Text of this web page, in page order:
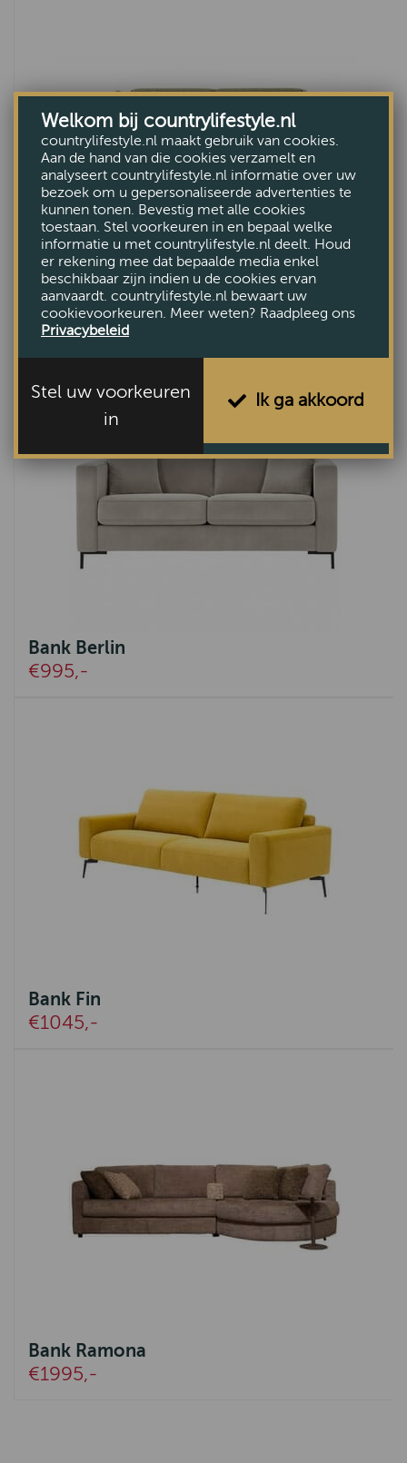
Bank Armin
VAN €1060,-
VOOR €899,-
Bank Berlin
€995,-
Bank Fin
€1045,-
Bank Ramona
€1995,-
Welkom bij countrylifestyle.nl
countrylifestyle.nl maakt gebruik van cookies.
Aan de hand van die cookies verzamelt en
analyseert countrylifestyle.nl informatie over uw
bezoek om u gepersonaliseerde advertenties te
kunnen tonen. Bevestig met alle cookies
toestaan. Stel voorkeuren in en bepaal welke
informatie u met countrylifestyle.nl deelt. Houd
er rekening mee dat bepaalde media enkel
beschikbaar zijn indien u de cookies ervan
aanvaardt. countrylifestyle.nl bewaart uw
cookievoorkeuren. Meer weten? Raadpleeg ons
Privacybeleid
Stel uw voorkeuren
in
Ik ga akkoord